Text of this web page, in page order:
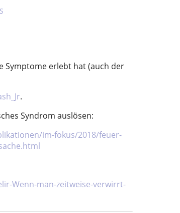
Symptome erlebt hat (auch der
.
Syndrom auslösen:
im-fokus/2018/feuer-
Wenn-man-zeitweise-verwirrt-